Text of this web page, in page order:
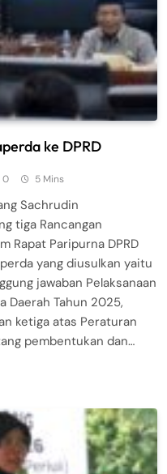
ke DPRD
0 5 Mins
Sachrudin
tiga Rancangan
Rapat Paripurna DPRD
yang diusulkan yaitu
jawaban Pelaksanaan
Daerah Tahun 2025,
ketiga atas Peraturan
pembentukan dan…